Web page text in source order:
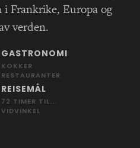
Frankrike, Europa og
verden.
GASTRONOMI
KOKKER
RESTAURANTER
REISEMÅL
72 TIMER TIL...
VIDVINKEL